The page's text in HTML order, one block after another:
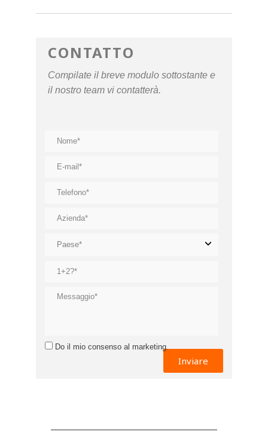
CONTATTO
Compilate il breve modulo sottostante e
il nostro team vi contatterà.
Do il mio consenso al marketing.